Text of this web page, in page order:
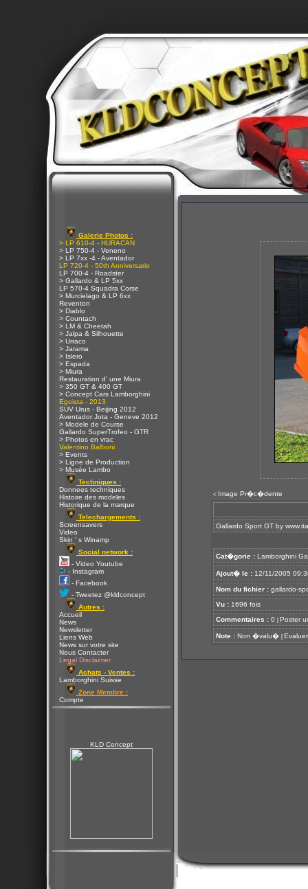
Galerie Photos :
> LP 610-4 - HURACAN
> LP 750-4 - Veneno
> LP 7xx -4 - Aventador
LP 720-4 - 50th Anniversario
LP 700-4 - Roadster
> Gallardo & LP 5xx
LP 570-4 Squadra Corse
> Murcielago & LP 6xx
Reventon
> Diablo
> Countach
> LM & Cheetah
> Jalpa & Silhouette
> Urraco
> Jarama
> Islero
> Espada
> Miura
Restauration d' une Miura
> 350 GT & 400 GT
> Concept Cars Lamborghini
Egoista - 2013
SUV Urus - Beijing 2012
Aventador Jota - Geneve 2012
> Modele de Course
Gallardo SuperTrofeo - GTR
> Photos en vrac
Valentino Balboni
> Events
> Ligne de Production
> Musée Lambo
Techniques :
Donnees techniques
Histoire des modeles
Historique de la marque
Telechargements :
Screensavers
Video
Skin ' s Winamp
Social network :
- Video Youtube
- Instagram
- Facebook
- Tweetez @kldconcept
Autres :
Accueil
News
Newsletter
Liens Web
News sur votre site
Nous Contacter
Legal Disclaimer
Achats - Ventes :
Lamborghini Suisse
Zone Membre :
Compte
KLD Concept
< Image Pr�c�dente
Gallardo Sport GT by
Cat�gorie : Lamborghini
Ajout� le : 12/11/2005
Nom du fichier : gallardo-
Vu : 1696 fois
Commentaires : 0 [ Poster
Note : Non �valu� [ Evaluer